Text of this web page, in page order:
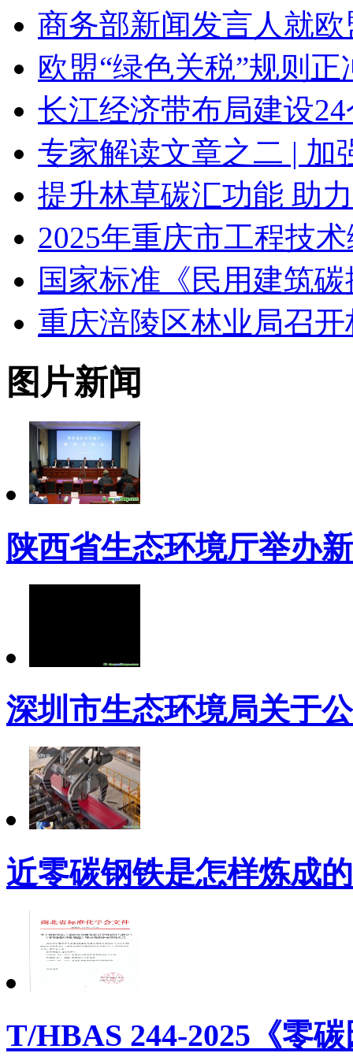
商务部新闻发言人就
欧盟“绿色关税”规则
长江经济带布局建设
专家解读文章之二 | 加
提升林草碳汇功能 助
2025年重庆市工程技
国家标准《民用建筑
重庆涪陵区林业局召
图片新闻
陕西省生态环境厅举办
深圳市生态环境局关于
近零碳钢铁是怎样炼成
T/HBAS 244-2025《零